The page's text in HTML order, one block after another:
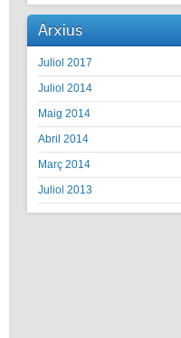
Arxius
Juliol 2017
Juliol 2014
Maig 2014
Abril 2014
Març 2014
Juliol 2013